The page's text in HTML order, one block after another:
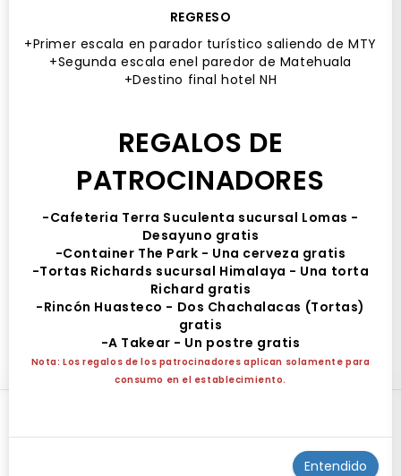
19 AGO
Viaje desde SLP al show de Rosalia en
MTY
Hotel NH
Hotel NH San Luis Potosí, Avenida Venustiano Carranza,
De Tequisquiapan, San Luis Potosí, S.L.P., México
Miércoles 19 Agosto, 07:30 hrs. (México)
Compartir
REGRESO
+Primer escala en parador turístico saliendo de MTY
+Segunda escala enel paredor de Matehuala
+Destino final hotel NH
REGALOS DE
PATROCINADORES
-Cafeteria Terra Suculenta sucursal Lomas -
Desayuno gratis
-Container The Park - Una cerveza gratis
-Tortas Richards sucursal Himalaya - Una torta
Richard gratis
-Rincón Huasteco - Dos Chachalacas (Tortas)
gratis
-A Takear - Un postre gratis
Nota: Los regalos de los patrocinadores aplican solamente para
consumo en el establecimiento.
Entendido